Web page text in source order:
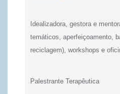
Idealizadora, gestora e
temáticos, aperfeiçoamento,
reciclagem), workshops
Palestrante Terapêutica